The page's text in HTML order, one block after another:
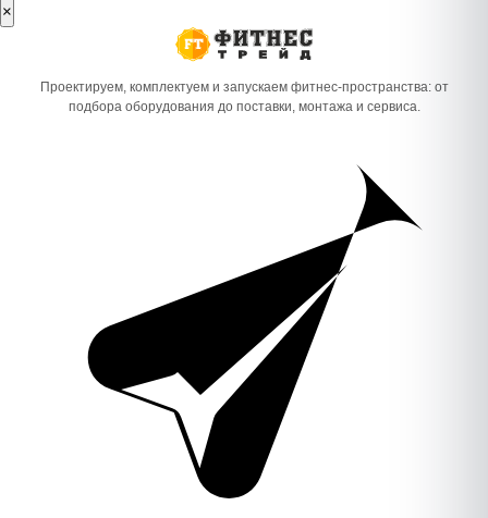
×
Проектируем, комплектуем и запускаем фитнес-пространства: от
подбора оборудования до поставки, монтажа и сервиса.